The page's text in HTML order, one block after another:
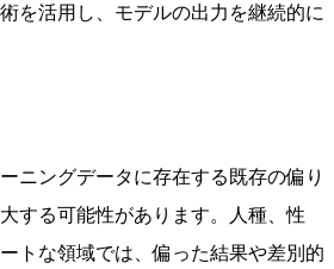
を活用し、モデルの出力を継続的に
ニングデータに存在する既存の偏り
する可能性があります。人種、性
トな領域では、偏った結果や差別的